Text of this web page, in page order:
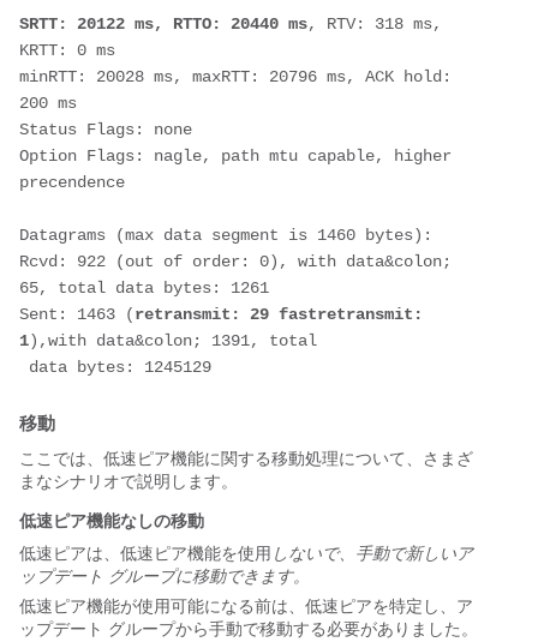
SRTT: 20122 ms, RTTO: 20440 ms, RTV: 318 ms,
KRTT: 0 ms
minRTT: 20028 ms, maxRTT: 20796 ms, ACK hold:
200 ms
Status Flags: none
Option Flags: nagle, path mtu capable, higher
precendence
Datagrams (max data segment is 1460 bytes):
Rcvd: 922 (out of order: 0), with data&colon;
65, total data bytes: 1261
Sent: 1463 (retransmit: 29 fastretransmit:
1),with data&colon; 1391, total
data bytes: 1245129
移動
ここでは、低速ピア機能に関する移動処理について、さまざ
まなシナリオで説明します。
低速ピア機能なしの移動
低速ピアは、低速ピア機能を使用 しないで、手動で新しいア
ップデート グループに移動できます。
低速ピア機能が使用可能になる前は、低速ピアを特定し、ア
ップデート グループから手動で移動する必要がありました。